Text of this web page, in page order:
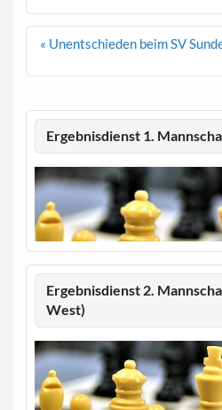
Beitragsnavigation
« Unentschieden beim SV
Ergebnisdienst 1.
Ergebnisdienst 2.
West)